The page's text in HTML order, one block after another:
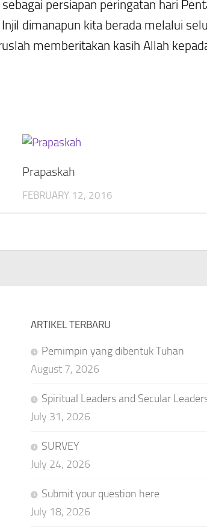
persiapan peringatan hari
dimanapun kita berada melalui
memberitakan kasih Allah
Prapaskah
FEBRUARY 12, 2016
ARTIKEL TERBARU
Pemimpin yang dibentuk Tuhan
August 7, 2026
Spiritual Leaders and Secular
July 31, 2026
SURVEY
July 24, 2026
Submit your question here
July 18, 2026